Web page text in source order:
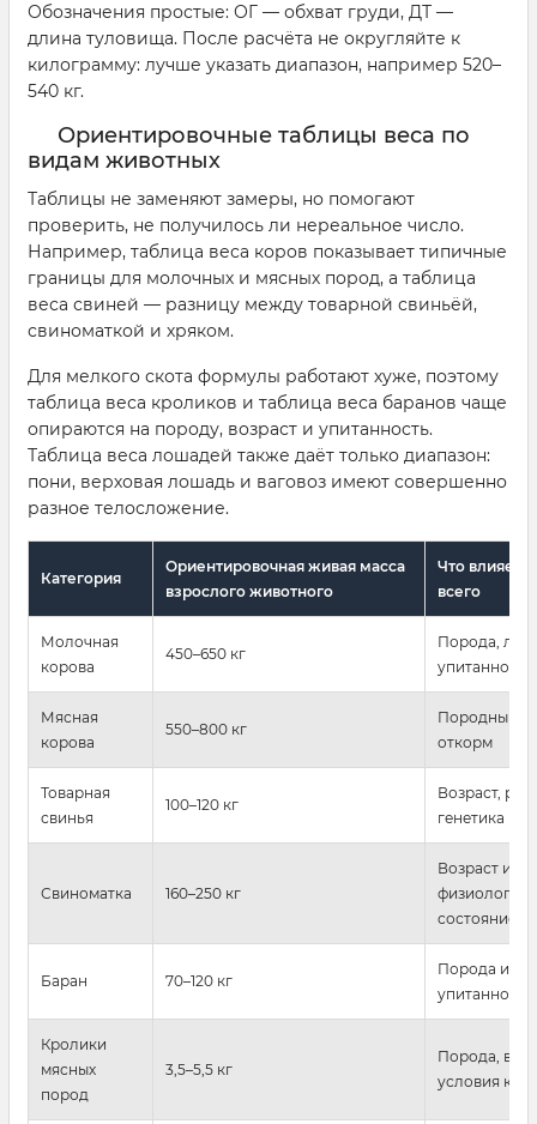
Обозначения простые: ОГ — обхват груди, ДТ —
длина туловища. После расчёта не округляйте к
килограмму: лучше указать диапазон, например 520–
540 кг.
Ориентировочные таблицы веса по
видам животных
Таблицы не заменяют замеры, но помогают
проверить, не получилось ли нереальное число.
Например, таблица веса коров показывает типичные
границы для молочных и мясных пород, а таблица
веса свиней — разницу между товарной свиньёй,
свиноматкой и хряком.
Для мелкого скота формулы работают хуже, поэтому
таблица веса кроликов и таблица веса баранов чаще
опираются на породу, возраст и упитанность.
Таблица веса лошадей также даёт только диапазон:
пони, верховая лошадь и ваговоз имеют совершенно
разное телосложение.
Категория
Ориентировочная живая масса
взрослого животного
Что влияет
всего
Молочная
корова
450–650 кг
Порода,
упитанность
Мясная
корова
550–800 кг
Породный
откорм
Товарная
свинья
100–120 кг
Возраст,
генетика
Свиноматка 160–250 кг
Возраст и
состояние
Баран 70–120 кг
Порода и
упитанность
Кролики
мясных
пород
3,5–5,5 кг
Порода,
условия